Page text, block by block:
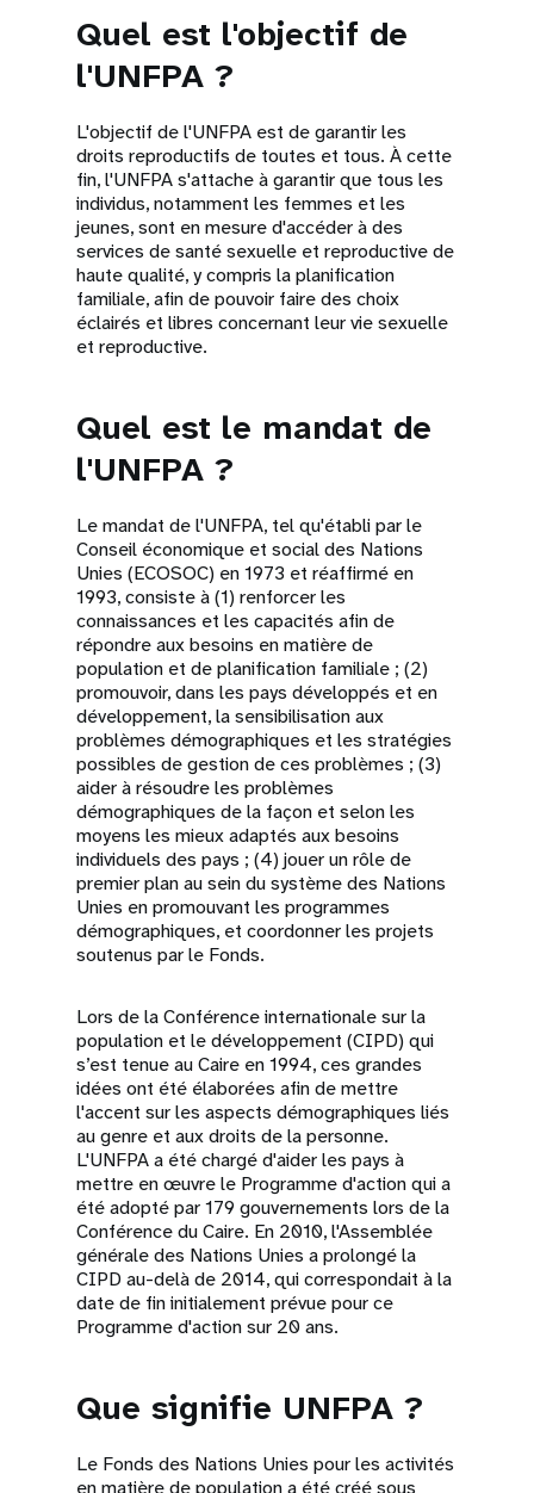
Quel est l'objectif de
l'UNFPA ?
L'objectif de l'UNFPA est de garantir les
droits reproductifs de toutes et tous. À cette
fin, l'UNFPA s'attache à garantir que tous les
individus, notamment les femmes et les
jeunes, sont en mesure d'accéder à des
services de santé sexuelle et reproductive de
haute qualité, y compris la planification
familiale, afin de pouvoir faire des choix
éclairés et libres concernant leur vie sexuelle
et reproductive.
Quel est le mandat de
l'UNFPA ?
Le mandat de l'UNFPA, tel qu'établi par le
Conseil économique et social des Nations
Unies (ECOSOC) en 1973 et réaffirmé en
1993, consiste à (1) renforcer les
connaissances et les capacités afin de
répondre aux besoins en matière de
population et de planification familiale ; (2)
promouvoir, dans les pays développés et en
développement, la sensibilisation aux
problèmes démographiques et les stratégies
possibles de gestion de ces problèmes ; (3)
aider à résoudre les problèmes
démographiques de la façon et selon les
moyens les mieux adaptés aux besoins
individuels des pays ; (4) jouer un rôle de
premier plan au sein du système des Nations
Unies en promouvant les programmes
démographiques, et coordonner les projets
soutenus par le Fonds.
Lors de la Conférence internationale sur la
population et le développement (CIPD) qui
s’est tenue au Caire en 1994, ces grandes
idées ont été élaborées afin de mettre
l'accent sur les aspects démographiques liés
au genre et aux droits de la personne.
L'UNFPA a été chargé d'aider les pays à
mettre en œuvre le Programme d'action qui a
été adopté par 179 gouvernements lors de la
Conférence du Caire. En 2010, l'Assemblée
générale des Nations Unies a prolongé la
CIPD au-delà de 2014, qui correspondait à la
date de fin initialement prévue pour ce
Programme d'action sur 20 ans.
Que signifie UNFPA ?
Le Fonds des Nations Unies pour les activités
en matière de population a été créé sous